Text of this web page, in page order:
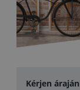
Kérjen